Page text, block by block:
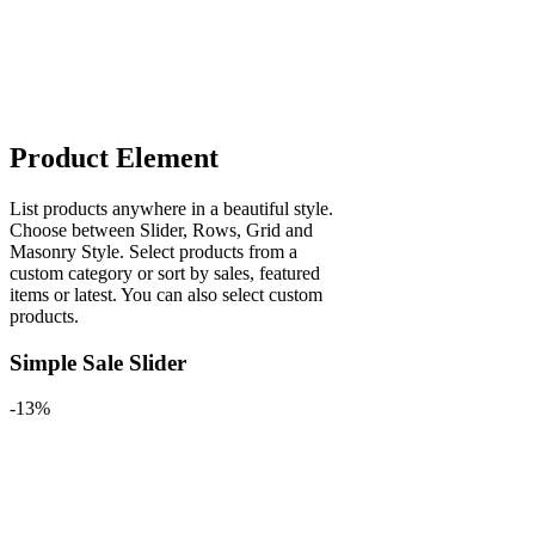
Product Element
List products anywhere in a beautiful style.
Choose between Slider, Rows, Grid and
Masonry Style. Select products from a
custom category or sort by sales, featured
items or latest. You can also select custom
products.
Simple Sale Slider
-13%